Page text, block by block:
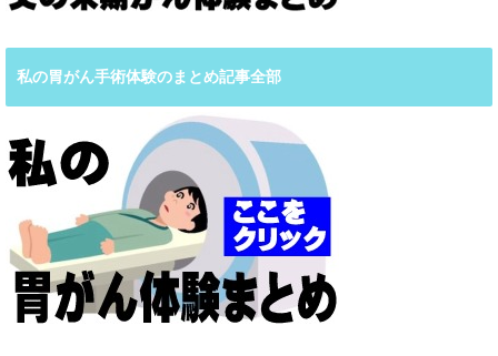
私の胃がん手術体験のまとめ記事全部